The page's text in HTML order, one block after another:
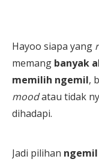
Hayoo siapa yang
memang banyak
memilih ngemil,
moodatau tidak
dihadapi.
Jadi pilihan